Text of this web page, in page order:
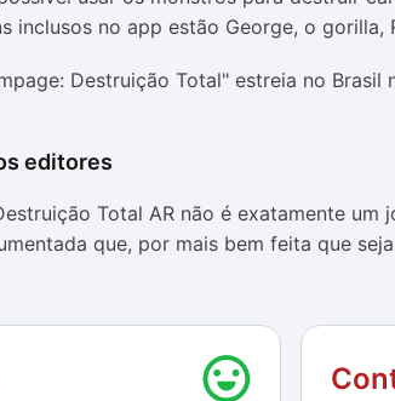
inclusos no app estão George, o gorilla,
Destruição Total" estreia no Brasil
editores
Total AR não é exatamente um
que, por mais bem feita que
visualizá-los rugindo e esmurrando o
pronto. Você até pode fazer um clipe
fora isso não há nenhum diferencial que